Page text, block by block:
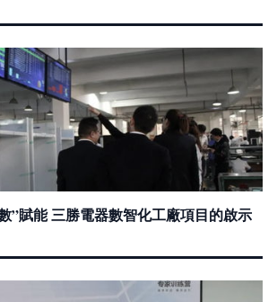
”賦能 三勝電器數智化工廠項目的啟示